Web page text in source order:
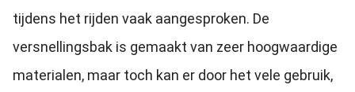
tijdens het rijden vaak aangesproken. De
versnellingsbak is gemaakt van zeer hoogwaardige
materialen, maar toch kan er door het vele gebruik,